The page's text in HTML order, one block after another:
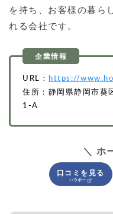
を持ち、お客様の暮ら
れる会社です。
URL：
https://
住所：静岡県静岡市
1-A
＼ ホ
口コミを見る